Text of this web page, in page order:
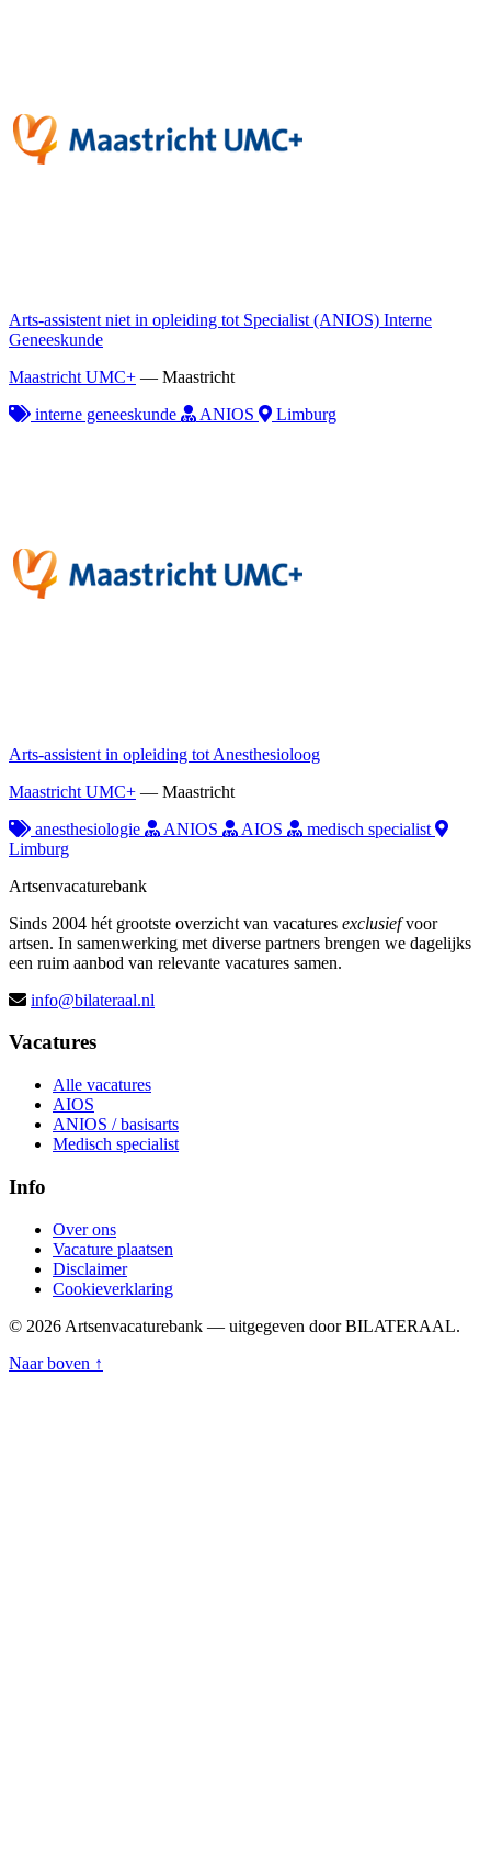
Arts-assistent niet in opleiding tot Specialist (ANIOS) Interne
Geneeskunde
Maastricht UMC+ — Maastricht
interne geneeskunde
ANIOS Limburg
Arts-assistent in opleiding tot Anesthesioloog
Maastricht UMC+ — Maastricht
anesthesiologie
ANIOS AIOS
medisch specialist
Limburg
Artsenvacaturebank
Sinds 2004 hét grootste overzicht van vacatures exclusiefvoor
artsen. In samenwerking met diverse partners brengen we dagelijks
een ruim aanbod van relevante vacatures samen.
info@bilateraal.nl
Vacatures
Alle vacatures
AIOS
ANIOS / basisarts
Medisch specialist
Info
Over ons
Vacature plaatsen
Disclaimer
Cookieverklaring
© 2026 Artsenvacaturebank — uitgegeven door BILATERAAL.
Naar boven ↑